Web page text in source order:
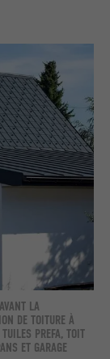
LA
DE TOITURE À
TUILES PREFA, TOIT
ET GARAGE
le navigateur
Ne
site